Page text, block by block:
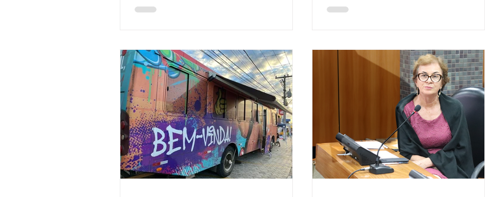
parlamentares de 2026 com a
Salvador. A cerimônia reuniu
deputados estaduais, autoridades e
representantes dos poderes Executivo
e Judiciário. Na ocasião, o governador
Jerônimo Rodrigues deixou sua
mensagem ao Parlamento e à
sociedade baiana, reafirmando o
compromisso com o
da...